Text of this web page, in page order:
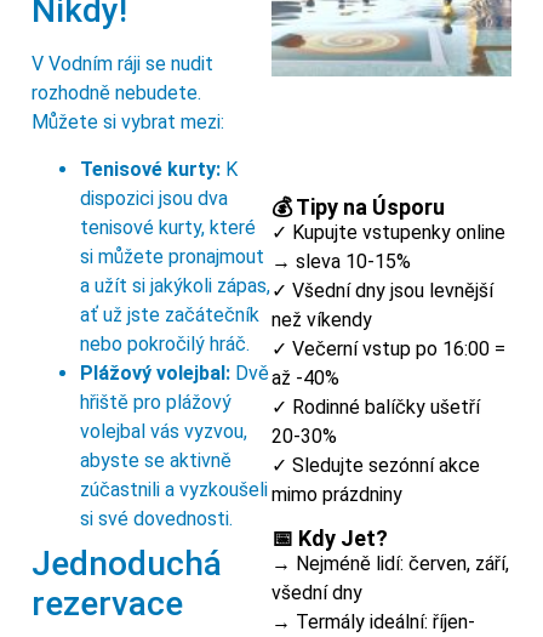
Nikdy!
V Vodním ráji se nudit
rozhodně nebudete.
Můžete si vybrat mezi:
Tenisové kurty: K
dispozici jsou dva
tenisové kurty, které
si můžete pronajmout
a užít si jakýkoli zápas,
ať už jste začátečník
nebo pokročilý hráč.
Plážový volejbal: Dvě
hřiště pro plážový
volejbal vás vyzvou,
abyste se aktivně
zúčastnili a vyzkoušeli
si své dovednosti.
Jednoduchá
rezervace
💰 Tipy na Úsporu
✓ Kupujte vstupenky online
→ sleva 10-15%
✓ Všední dny jsou levnější
než víkendy
✓ Večerní vstup po 16:00 =
až -40%
✓ Rodinné balíčky ušetří
20-30%
✓ Sledujte sezónní akce
mimo prázdniny
📅 Kdy Jet?
→ Nejméně lidí: červen, září,
všední dny
→ Termály ideální: říjen-